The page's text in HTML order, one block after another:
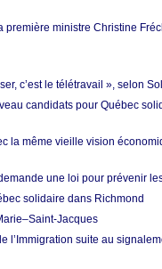
ministre Christine
c’est le télétravail », selon
candidats pour Québec
la même vieille vision
une loi pour prévenir
solidaire dans Richmond
Jacques
l’Immigration suite au